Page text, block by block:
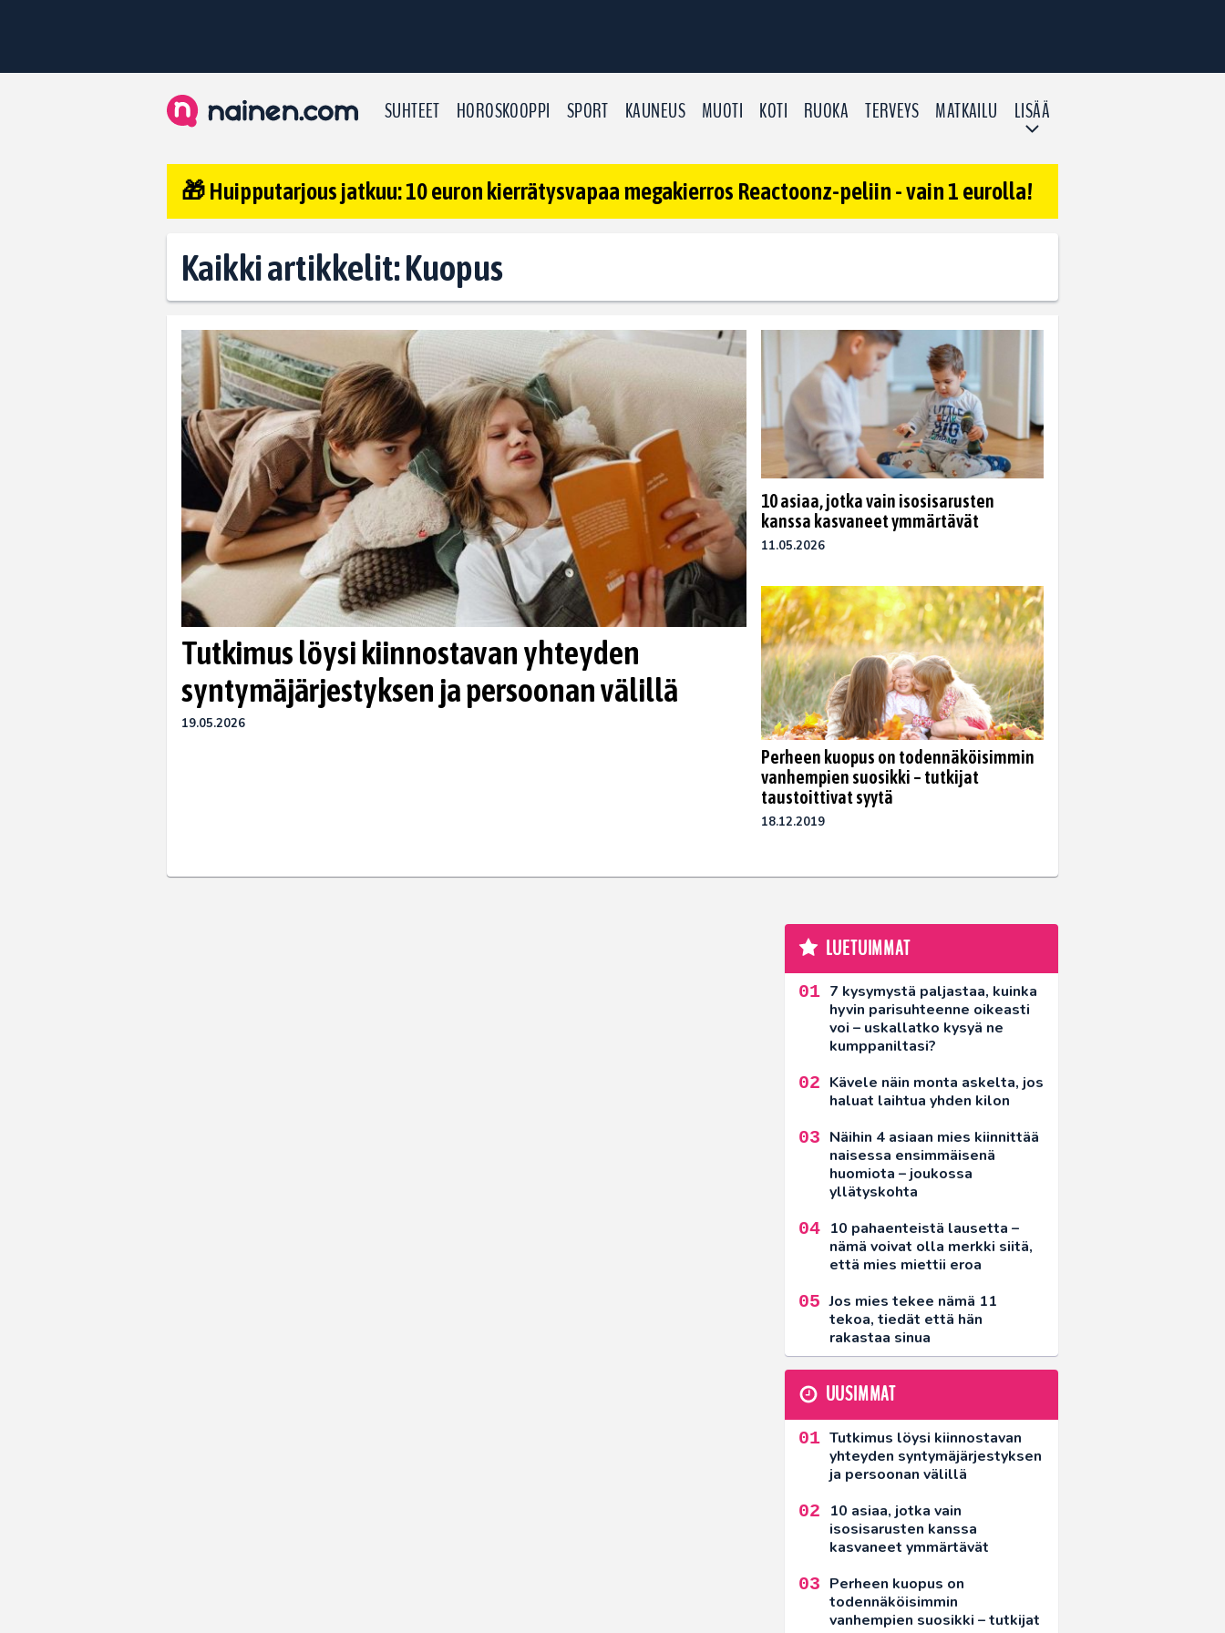
SUHTEET HOROSKOOPPI SPORT KAUNEUS MUOTI KOTI RUOKA TERVEYS MATKAILU LISÄÄ
🎁 Huipputarjous jatkuu: 10 euron kierrätysvapaa megakierros Reactoonz-peliin - vain 1 eurolla!
Kaikki artikkelit: Kuopus
Tutkimus löysi kiinnostavan yhteyden
syntymäjärjestyksen ja persoonan välillä
19.05.2026
10 asiaa, jotka vain isosisarusten
kanssa kasvaneet ymmärtävät
11.05.2026
Perheen kuopus on todennäköisimmin
vanhempien suosikki – tutkijat
taustoittivat syytä
18.12.2019
LUETUIMMAT
7 kysymystä paljastaa, kuinka
hyvin parisuhteenne oikeasti
voi – uskallatko kysyä ne
kumppaniltasi?
Kävele näin monta askelta, jos
haluat laihtua yhden kilon
Näihin 4 asiaan mies kiinnittää
naisessa ensimmäisenä
huomiota – joukossa
yllätyskohta
10 pahaenteistä lausetta –
nämä voivat olla merkki siitä,
että mies miettii eroa
Jos mies tekee nämä 11
tekoa, tiedät että hän
rakastaa sinua
UUSIMMAT
Tutkimus löysi kiinnostavan
yhteyden syntymäjärjestyksen
ja persoonan välillä
10 asiaa, jotka vain
isosisarusten kanssa
kasvaneet ymmärtävät
Perheen kuopus on
todennäköisimmin
vanhempien suosikki – tutkijat